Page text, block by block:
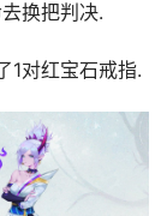
换把判决.
1对红宝石戒指.